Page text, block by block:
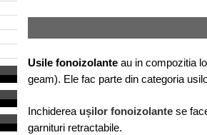
Usile fonoizolante au in compozitia
geam). Ele fac parte din categoria
Inchiderea ușilor fonoizolante se
garnituri retractabile.